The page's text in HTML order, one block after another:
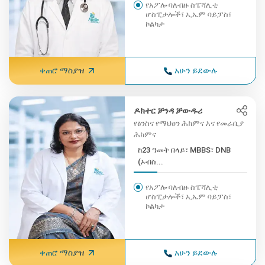
የአፖሎ ባለብዙ ስፔሻሊቲ
ሆስፒታሎች፣ ኢኤም ባይፓስ፣
ኮልካታ
ቀጠሮ ማስያዝ አሁን ይደውሉ
ዶክተር ቻንዳ ቻውዱሪ
የፅንስና የማህፀን ሕክምና እና የመራቢያ
ሕክምና
ከ23 ዓመት በላይ፣ MBBS፣ DNB
(ኦብስ...
የአፖሎ ባለብዙ ስፔሻሊቲ
ሆስፒታሎች፣ ኢኤም ባይፓስ፣
ኮልካታ
ቀጠሮ ማስያዝ አሁን ይደውሉ